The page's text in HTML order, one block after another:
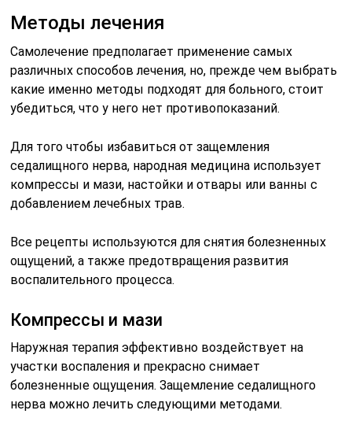
Методы лечения
Самолечение предполагает применение самых
различных способов лечения, но, прежде чем выбрать
какие именно методы подходят для больного, стоит
убедиться, что у него нет противопоказаний.
Для того чтобы избавиться от защемления
седалищного нерва, народная медицина использует
компрессы и мази, настойки и отвары или ванны с
добавлением лечебных трав.
Все рецепты используются для снятия болезненных
ощущений, а также предотвращения развития
воспалительного процесса.
Компрессы и мази
Наружная терапия эффективно воздействует на
участки воспаления и прекрасно снимает
болезненные ощущения. Защемление седалищного
нерва можно лечить следующими методами.